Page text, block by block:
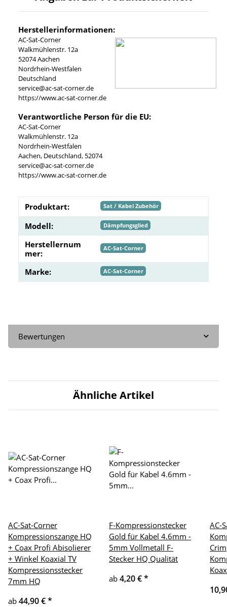
Herstellerinformationen:
AC-Sat-Corner
Walkmühlenstr. 12a
52074 Aachen
Nordrhein-Westfalen
Deutschland
service@ac-sat-corner.de
https://www.ac-sat-corner.de
Verantwortliche Person für die EU:
AC-Sat-Corner
Walkmühlenstr. 12a
Nordrhein-Westfalen
Aachen, Deutschland, 52074
service@ac-sat-corner.de
https://www.ac-sat-corner.de
Produktart: Sat / Kabel Zubehör
Modell: Dämpfungsglied
Herstellernum
mer:
AC-Sat-Corner
Marke: AC-Sat-Corner
Bewertungen
Ähnliche Artikel
AC-Sat-Corner
Kompressionszange HQ
+ Coax Profi Abisolierer
+ Winkel Koaxial TV
Kompressionsstecker
7mm HQ
ab 44,90 €*
F-Kompressionstecker
Gold für Kabel 4.6mm -
5mm Vollmetall F-
Stecker HQ Qualität
ab 4,20 €*
AC-